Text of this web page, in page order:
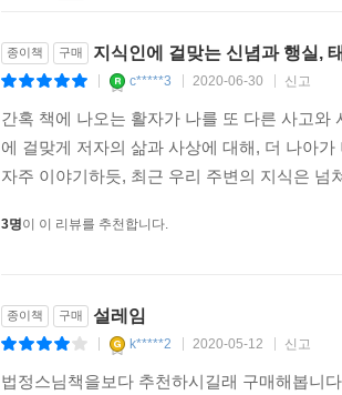
종이책 구매 지식인에 걸맞는 신념과 행실,
c*****3 2020-06-30 신고
간혹 책에 나오는 활자가 나를 또 다른 사고
에 걸맞게 저자의 삶과 사상에 대해, 더 나아
자주 이야기하듯, 최근 우리 주변의 지식은
3명이 이 리뷰를 추천합니다.
종이책 구매 설레임
k*****2 2020-05-12 신고
법정스님책을보다 추천하시길래 구매해봅니